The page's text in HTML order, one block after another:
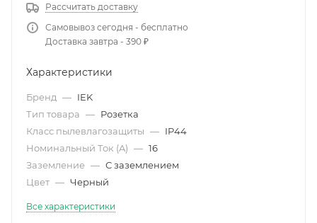
Рассчитать доставку
Самовывоз сегодня - бесплатно
Доставка завтра - 390 ₽
Характеристики
Бренд — IEK
Тип товара — Розетка
Класс пылевлагозащиты — IP44
Номинальный Ток (A) — 16
Заземление — С заземлением
Цвет — Черный
Все характеристики